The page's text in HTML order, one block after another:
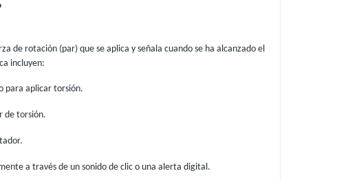
de rotación (par) que se aplica y señala cuando se ha alcanzado el
incluyen:
para aplicar torsión.
de torsión.
a través de un sonido de clic o una alerta digital.